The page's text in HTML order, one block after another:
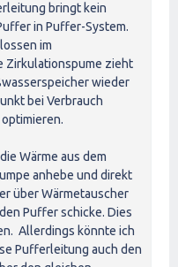
bringt kein
in Puffer-System.
im
Zirkulationspume zieht
wieder
bei Verbrauch
Wärme aus dem
anhebe und direkt
über Wärmetauscher
Puffer schicke. Dies
Allerdings könnte ich
Pufferleitung auch den